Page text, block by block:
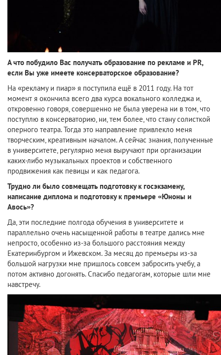
А что побудило Вас получать образование по рекламе и PR,
если Вы уже имеете консерваторское образование?
На «рекламу и пиар» я поступила ещё в 2011 году. На тот
момент я окончила всего два курса вокального колледжа и,
откровенно говоря, совершенно не была уверена ни в том, что
поступлю в консерваторию, ни, тем более, что стану солисткой
оперного театра. Тогда это направление привлекло меня
творческим, креативным началом. А сейчас знания, полученные
в университете, регулярно меня выручают при организации
каких-либо музыкальных проектов и собственного
продвижения как певицы и как педагога.
Трудно ли было совмещать подготовку к госэкзамену,
написание диплома и подготовку к премьере «Юноны и
Авось»?
Да, эти последние полгода обучения в университете и
параллельно очень насыщенной работы в театре дались мне
непросто, особенно из-за большого расстояния между
Екатеринбургом и Ижевском. За месяц до премьеры из-за
большой нагрузки мне пришлось совсем забросить учебу, а
потом активно догонять. Спасибо педагогам, которые шли мне
навстречу.